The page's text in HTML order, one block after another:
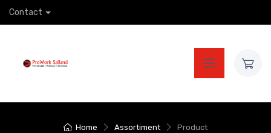
Contact
Home Assortiment Product